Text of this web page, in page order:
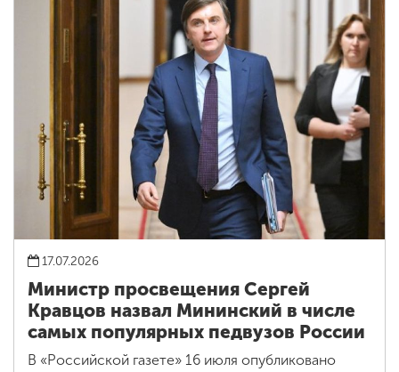
17.07.2026
Министр просвещения Сергей
Кравцов назвал Мининский в числе
самых популярных педвузов России
В «Российской газете» 16 июля опубликовано